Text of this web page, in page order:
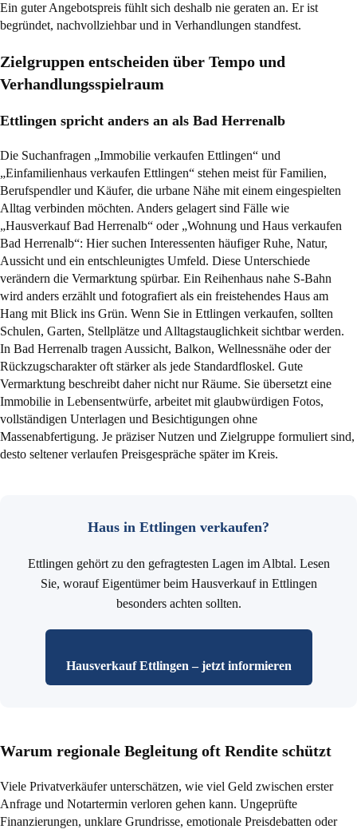
Ein guter Angebotspreis fühlt sich deshalb nie geraten an. Er ist
begründet, nachvollziehbar und in Verhandlungen standfest.
Zielgruppen entscheiden über Tempo und
Verhandlungsspielraum
Ettlingen spricht anders an als Bad Herrenalb
Die Suchanfragen „Immobilie verkaufen Ettlingen“ und
„Einfamilienhaus verkaufen Ettlingen“ stehen meist für Familien,
Berufspendler und Käufer, die urbane Nähe mit einem eingespielten
Alltag verbinden möchten. Anders gelagert sind Fälle wie
„Hausverkauf Bad Herrenalb“ oder „Wohnung und Haus verkaufen
Bad Herrenalb“: Hier suchen Interessenten häufiger Ruhe, Natur,
Aussicht und ein entschleunigtes Umfeld. Diese Unterschiede
verändern die Vermarktung spürbar. Ein Reihenhaus nahe S-Bahn
wird anders erzählt und fotografiert als ein freistehendes Haus am
Hang mit Blick ins Grün. Wenn Sie in Ettlingen verkaufen, sollten
Schulen, Garten, Stellplätze und Alltagstauglichkeit sichtbar werden.
In Bad Herrenalb tragen Aussicht, Balkon, Wellnessnähe oder der
Rückzugscharakter oft stärker als jede Standardfloskel. Gute
Vermarktung beschreibt daher nicht nur Räume. Sie übersetzt eine
Immobilie in Lebensentwürfe, arbeitet mit glaubwürdigen Fotos,
vollständigen Unterlagen und Besichtigungen ohne
Massenabfertigung. Je präziser Nutzen und Zielgruppe formuliert sind,
desto seltener verlaufen Preisgespräche später im Kreis.
Haus in Ettlingen verkaufen?
Ettlingen gehört zu den gefragtesten Lagen im Albtal. Lesen
Sie, worauf Eigentümer beim Hausverkauf in Ettlingen
besonders achten sollten.
Hausverkauf Ettlingen – jetzt informieren
Warum regionale Begleitung oft Rendite schützt
Viele Privatverkäufer unterschätzen, wie viel Geld zwischen erster
Anfrage und Notartermin verloren gehen kann. Ungeprüfte
Finanzierungen, unklare Grundrisse, emotionale Preisdebatten oder